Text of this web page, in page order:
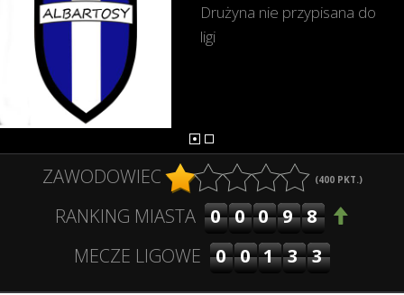
Drużyna nie przypisana do
ligi
ZAWODOWIEC (400PKT.)
RANKING MIASTA 00098
MECZE LIGOWE
00133